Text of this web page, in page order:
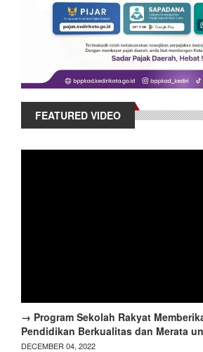
FEATURED VIDEO
→ Program Sekolah Rakyat
Pendidikan Berkualitas dan Merata
DECEMBER 04, 2022